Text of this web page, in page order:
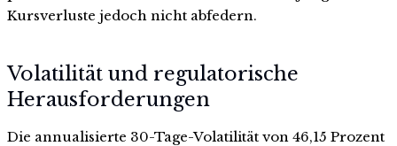
Kursverluste jedoch nicht abfedern.
Volatilität und regulatorische
Herausforderungen
Die annualisierte 30-Tage-Volatilität von 46,15 Prozent